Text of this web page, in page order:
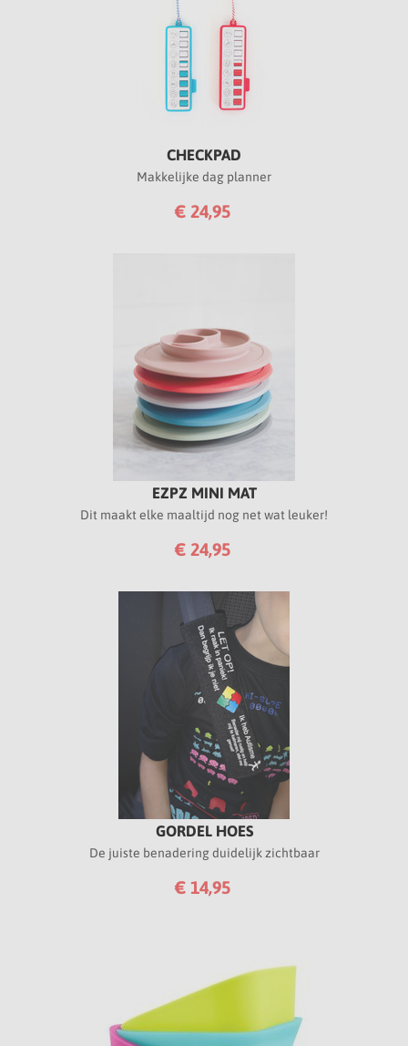
CHECKPAD
Makkelijke dag planner
€ 24,95
EZPZ MINI MAT
Dit maakt elke maaltijd nog net wat leuker!
€ 24,95
GORDEL HOES
De juiste benadering duidelijk zichtbaar
€ 14,95